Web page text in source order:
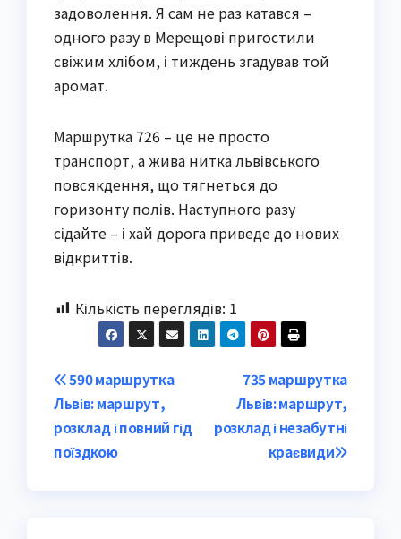
задоволення. Я сам не раз катався –
одного разу в Мерещові пригостили
свіжим хлібом, і тиждень згадував той
аромат.
Маршрутка 726 – це не просто
транспорт, а жива нитка львівського
повсякдення, що тягнеться до
горизонту полів. Наступного разу
сідайте – і хай дорога приведе до нових
відкриттів.
Кількість переглядів: 1
Post
navigation
735 маршрутка
Львів: маршрут,
розклад і незабутні
краєвиди
590 маршрутка
Львів: маршрут,
розклад і повний гід
поїздкою